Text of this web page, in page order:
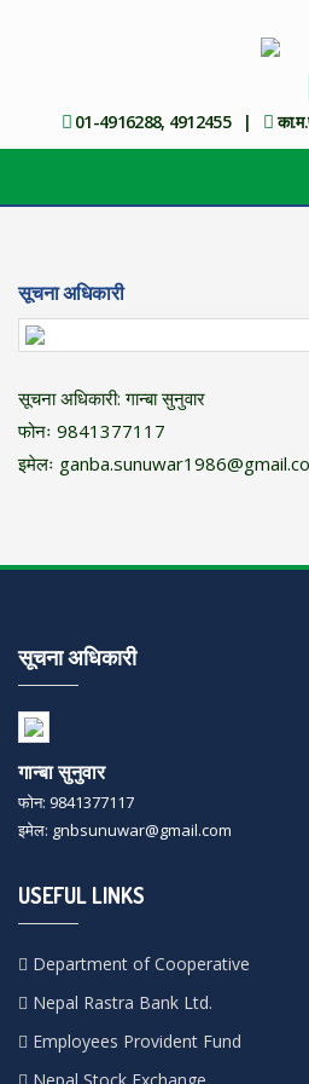
01-4916288, 4912455 |
सूचना अधिकारी
सूचना अधिकारी: गान्बा सुनुवार
फोनः 9841377117
इमेलः
सूचना अधिकारी
गान्बा सुनुवार
फोन: 9841377117
इमेल: gnbsunuwar@gmail.com
USEFUL LINKS
Department of Cooperative
Nepal Rastra Bank Ltd.
Employees Provident Fund